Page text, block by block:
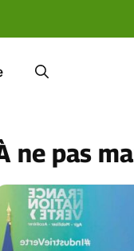
ne pas